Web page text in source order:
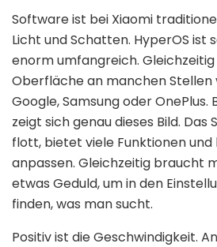
Software ist bei Xiaomi
Licht und Schatten. HyperOS ist
enorm umfangreich.
Oberfläche an manchen Stellen
Google, Samsung oder OnePlus.
zeigt sich genau dieses Bild.
flott, bietet viele Funktionen und
anpassen. Gleichzeitig braucht
etwas Geduld, um in den
finden, was man sucht.
Positiv ist die Geschwindigkeit.